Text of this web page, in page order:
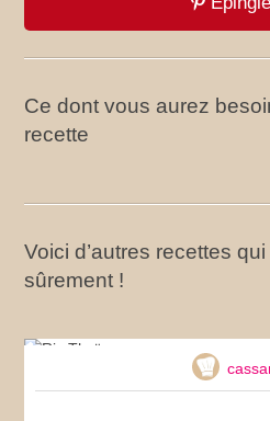
Ce dont vous aurez
recette
Voici d’autres recettes
sûrement !